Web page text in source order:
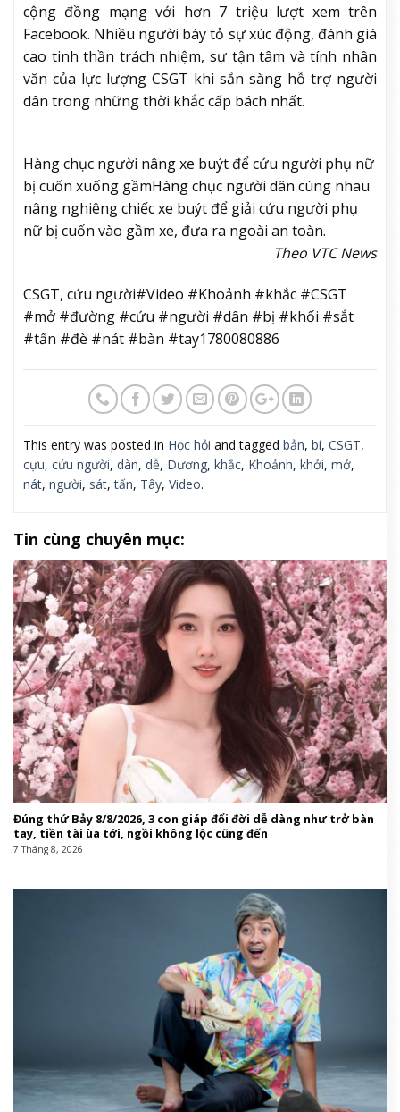
cộng đồng mạng với hơn 7 triệu lượt xem trên
Facebook. Nhiều người bày tỏ sự xúc động, đánh giá
cao tinh thần trách nhiệm, sự tận tâm và tính nhân
văn của lực lượng CSGT khi sẵn sàng hỗ trợ người
dân trong những thời khắc cấp bách nhất.
Hàng chục người nâng xe buýt để cứu người phụ nữ
bị cuốn xuống gầmHàng chục người dân cùng nhau
nâng nghiêng chiếc xe buýt để giải cứu người phụ
nữ bị cuốn vào gầm xe, đưa ra ngoài an toàn.
Theo VTC News
CSGT, cứu người#Video #Khoảnh #khắc #CSGT
#mở #đường #cứu #người #dân #bị #khối #sắt
#tấn #đè #nát #bàn #tay1780080886
This entry was posted in Học hỏi and tagged bản, bí, CSGT,
cựu, cứu người, dàn, dễ, Dương, khắc, Khoảnh, khởi, mở,
nát, người, sát,tấn, Tây, Video.
Tin cùng chuyên mục:
Đúng thứ Bảy 8/8/2026, 3 con giáp đổi đời dễ dàng như trở bàn
tay, tiền tài ùa tới, ngồi không lộc cũng đến
7 Tháng 8, 2026